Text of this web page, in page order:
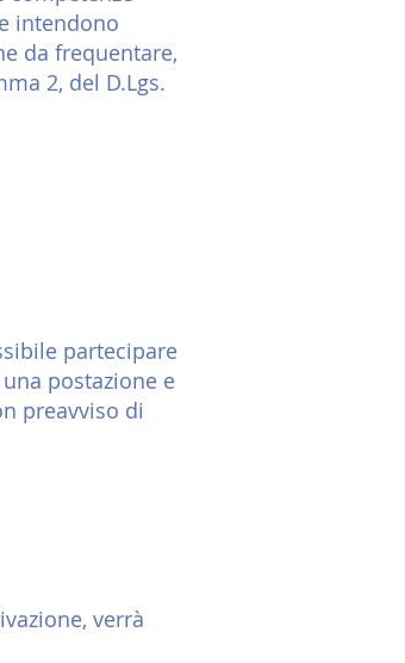
intendono
da frequentare,
2, del D.Lgs.
partecipare
postazione e
preavviso di
verrà